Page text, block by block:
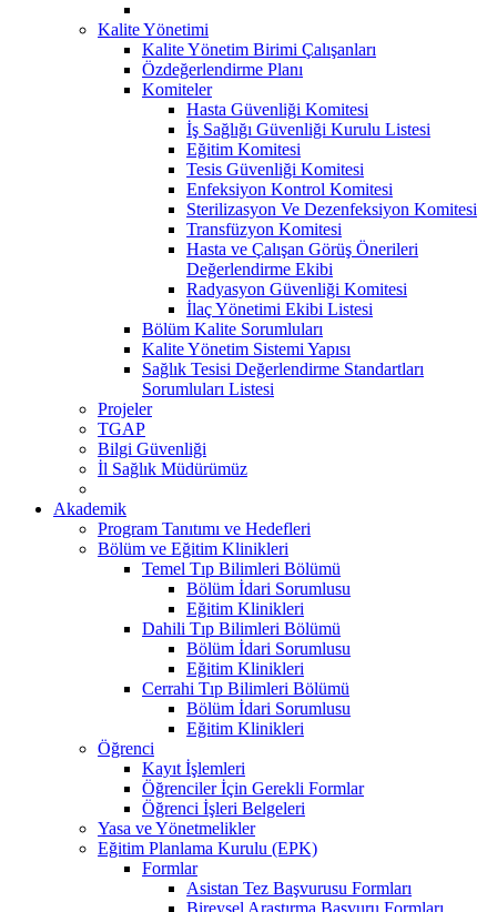
Kalite Yönetimi
Kalite Yönetim Birimi Çalışanları
Özdeğerlendirme Planı
Komiteler
Hasta Güvenliği Komitesi
İş Sağlığı Güvenliği Kurulu Listesi
Eğitim Komitesi
Tesis Güvenliği Komitesi
Enfeksiyon Kontrol Komitesi
Sterilizasyon Ve Dezenfeksiyon Komitesi
Transfüzyon Komitesi
Hasta ve Çalışan Görüş Önerileri
Değerlendirme Ekibi
Radyasyon Güvenliği Komitesi
İlaç Yönetimi Ekibi Listesi
Bölüm Kalite Sorumluları
Kalite Yönetim Sistemi Yapısı
Sağlık Tesisi Değerlendirme Standartları
Sorumluları Listesi
Projeler
TGAP
Bilgi Güvenliği
İl Sağlık Müdürümüz
Akademik
Program Tanıtımı ve Hedefleri
Bölüm ve Eğitim Klinikleri
Temel Tıp Bilimleri Bölümü
Bölüm İdari Sorumlusu
Eğitim Klinikleri
Dahili Tıp Bilimleri Bölümü
Bölüm İdari Sorumlusu
Eğitim Klinikleri
Cerrahi Tıp Bilimleri Bölümü
Bölüm İdari Sorumlusu
Eğitim Klinikleri
Öğrenci
Kayıt İşlemleri
Öğrenciler İçin Gerekli Formlar
Öğrenci İşleri Belgeleri
Yasa ve Yönetmelikler
Eğitim Planlama Kurulu (EPK)
Formlar
Asistan Tez Başvurusu Formları
Bireysel Araştırma Başvuru Formları